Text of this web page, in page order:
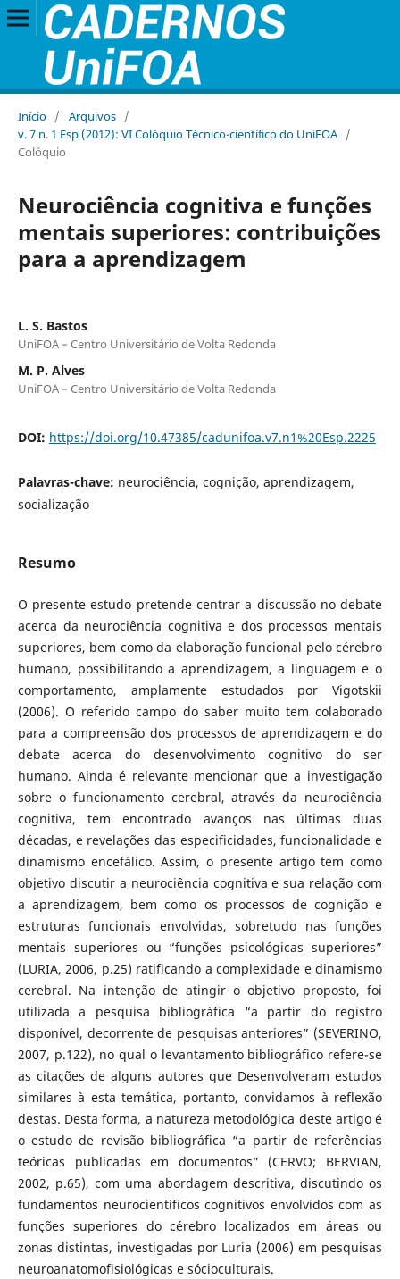
Início / Arquivos /
v. 7 n. 1 Esp (2012): VI Colóquio Técnico-científico do UniFOA /
Colóquio
Neurociência cognitiva e funções
mentais superiores: contribuições
para a aprendizagem
L. S. Bastos
UniFOA – Centro Universitário de Volta Redonda
M. P. Alves
UniFOA – Centro Universitário de Volta Redonda
DOI: https://doi.org/10.47385/cadunifoa.v7.n1%20Esp.2225
Palavras-chave: neurociência, cognição, aprendizagem,
socialização
Resumo
O presente estudo pretende centrar a discussão no debate
acerca da neurociência cognitiva e dos processos mentais
superiores, bem como da elaboração funcional pelo cérebro
humano, possibilitando a aprendizagem, a linguagem e o
comportamento, amplamente estudados por Vigotskii
(2006). O referido campo do saber muito tem colaborado
para a compreensão dos processos de aprendizagem e do
debate acerca do desenvolvimento cognitivo do ser
humano. Ainda é relevante mencionar que a investigação
sobre o funcionamento cerebral, através da neurociência
cognitiva, tem encontrado avanços nas últimas duas
décadas, e revelações das especificidades, funcionalidade e
dinamismo encefálico. Assim, o presente artigo tem como
objetivo discutir a neurociência cognitiva e sua relação com
a aprendizagem, bem como os processos de cognição e
estruturas funcionais envolvidas, sobretudo nas funções
mentais superiores ou “funções psicológicas superiores”
(LURIA, 2006, p.25) ratificando a complexidade e dinamismo
cerebral. Na intenção de atingir o objetivo proposto, foi
utilizada a pesquisa bibliográfica “a partir do registro
disponível, decorrente de pesquisas anteriores” (SEVERINO,
2007, p.122), no qual o levantamento bibliográfico refere-se
as citações de alguns autores que Desenvolveram estudos
similares à esta temática, portanto, convidamos à reflexão
destas. Desta forma, a natureza metodológica deste artigo é
o estudo de revisão bibliográfica “a partir de referências
teóricas publicadas em documentos” (CERVO; BERVIAN,
2002, p.65), com uma abordagem descritiva, discutindo os
fundamentos neurocientíficos cognitivos envolvidos com as
funções superiores do cérebro localizados em áreas ou
zonas distintas, investigadas por Luria (2006) em pesquisas
neuroanatomofisiológicas e sócioculturais.